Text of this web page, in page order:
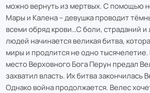
можно вернуть из мертвых. С помощью
Мары и Калена – девушка проводит
всеми обряд крови…С боли, страданий и
людей начинается великая битва,
миры и продлится не одно тысячелетие.
место Верховного Бога Перун предал
захватил власть. Их битва закончилась
Однако война продолжается. Велес